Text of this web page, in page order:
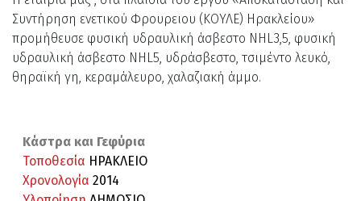
Συντήρηση ενετικού Φρουρειου (ΚΟΥΛΕ) Ηρακλείου»
προμήθευσε φυσική υδραυλική άσβεστο NHL3,5, φυσική
υδραυλική άσβεστο NHL5, υδράσβεστο, τσιμέντο λευκό,
θηραϊκή γη, κεραμάλευρο, χαλαζιακή άμμο.
Κάστρα και Γεφύρια
Τοποθεσία ΗΡΑΚΛΕΙΟ
Χρονολογία 2014